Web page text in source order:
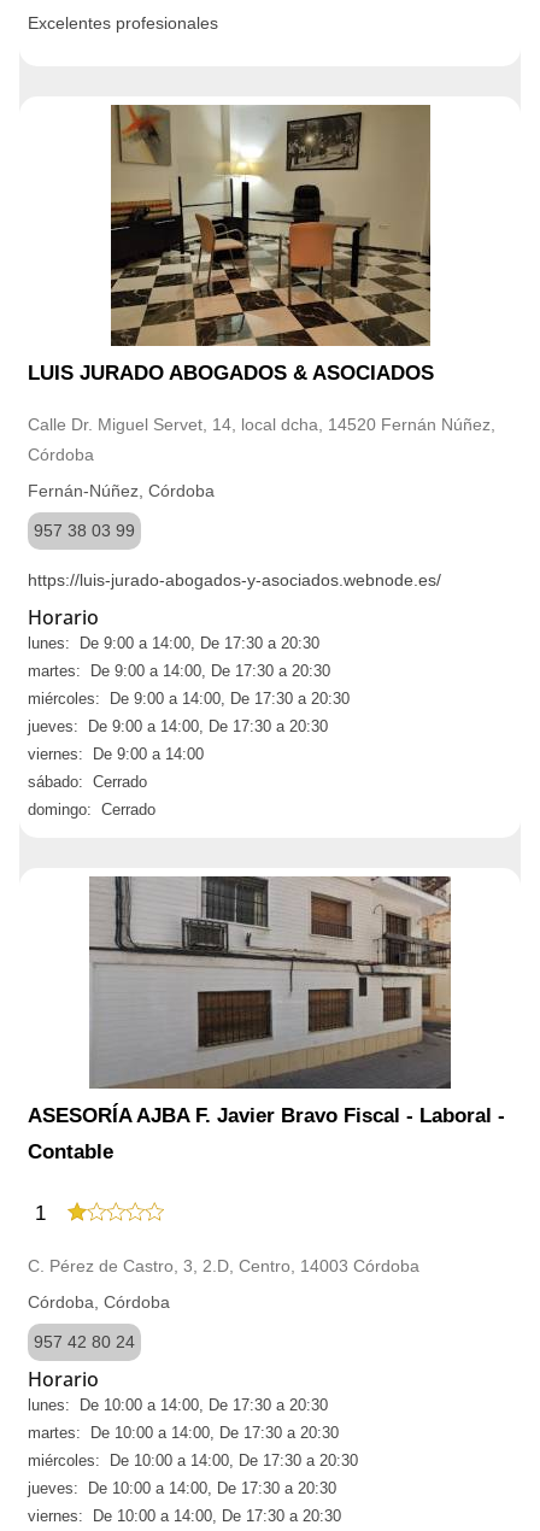
Excelentes profesionales
LUIS JURADO ABOGADOS & ASOCIADOS
Calle Dr. Miguel Servet, 14, local dcha, 14520 Fernán Núñez,
Córdoba
Fernán-Núñez, Córdoba
957 38 03 99
https://luis-jurado-abogados-y-asociados.webnode.es/
Horario
lunes: De 9:00 a 14:00, De 17:30 a 20:30
martes: De 9:00 a 14:00, De 17:30 a 20:30
miércoles: De 9:00 a 14:00, De 17:30 a 20:30
jueves: De 9:00 a 14:00, De 17:30 a 20:30
viernes: De 9:00 a 14:00
sábado: Cerrado
domingo: Cerrado
ASESORÍA AJBA F. Javier Bravo Fiscal - Laboral -
Contable
1
C. Pérez de Castro, 3, 2.D, Centro, 14003 Córdoba
Córdoba, Córdoba
957 42 80 24
Horario
lunes: De 10:00 a 14:00, De 17:30 a 20:30
martes: De 10:00 a 14:00, De 17:30 a 20:30
miércoles: De 10:00 a 14:00, De 17:30 a 20:30
jueves: De 10:00 a 14:00, De 17:30 a 20:30
viernes: De 10:00 a 14:00, De 17:30 a 20:30